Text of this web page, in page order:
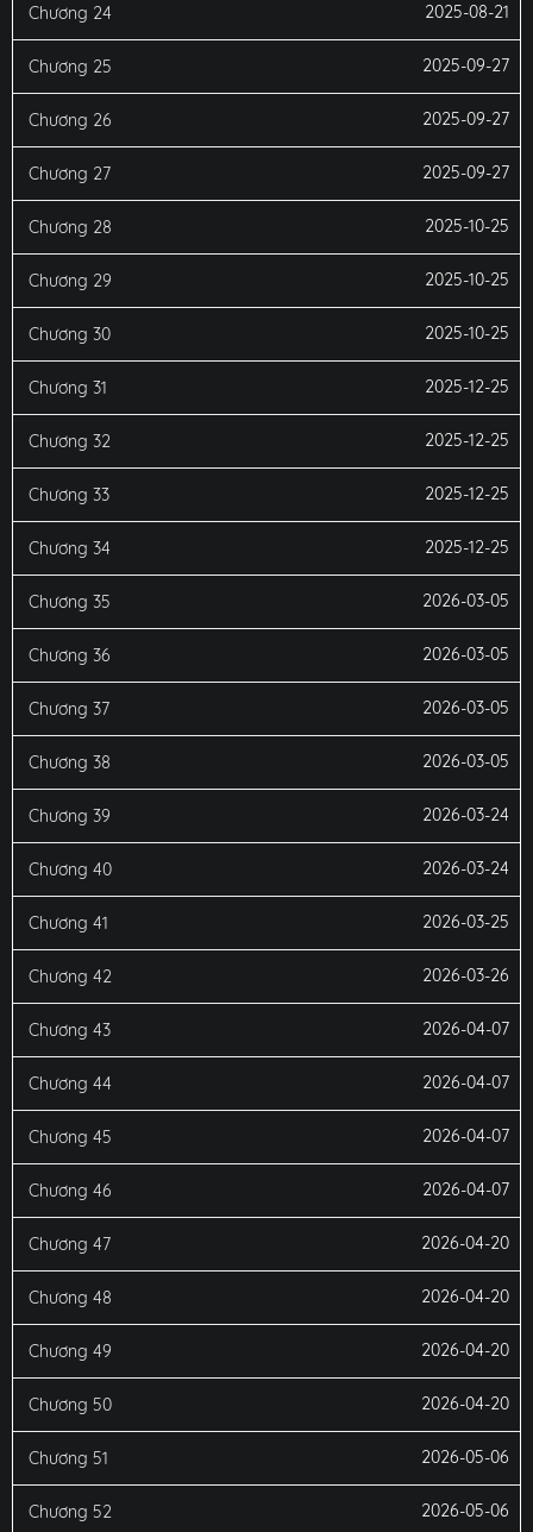
Chương 24 2025-08-21
Chương 25 2025-09-27
Chương 26 2025-09-27
Chương 27 2025-09-27
Chương 28 2025-10-25
Chương 29 2025-10-25
Chương 30 2025-10-25
Chương 31 2025-12-25
Chương 32 2025-12-25
Chương 33 2025-12-25
Chương 34 2025-12-25
Chương 35 2026-03-05
Chương 36 2026-03-05
Chương 37 2026-03-05
Chương 38 2026-03-05
Chương 39 2026-03-24
Chương 40 2026-03-24
Chương 41 2026-03-25
Chương 42 2026-03-26
Chương 43 2026-04-07
Chương 44 2026-04-07
Chương 45 2026-04-07
Chương 46 2026-04-07
Chương 47 2026-04-20
Chương 48 2026-04-20
Chương 49 2026-04-20
Chương 50 2026-04-20
Chương 51 2026-05-06
Chương 52 2026-05-06